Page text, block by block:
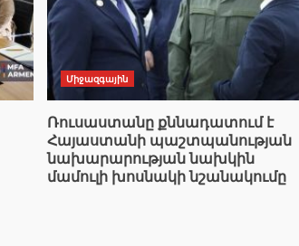
Միջազգային
Ռուսաստանը քննադատում է
Հայաստանի պաշտպանության
նախարարության նախկին
մամուլի խոսնակի նշանակումը